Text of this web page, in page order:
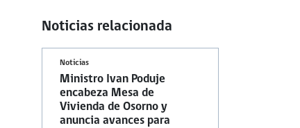
Noticias relacionada
Noticias
Ministro Ivan Poduje
encabeza Mesa de
Vivienda de Osorno y
anuncia avances para